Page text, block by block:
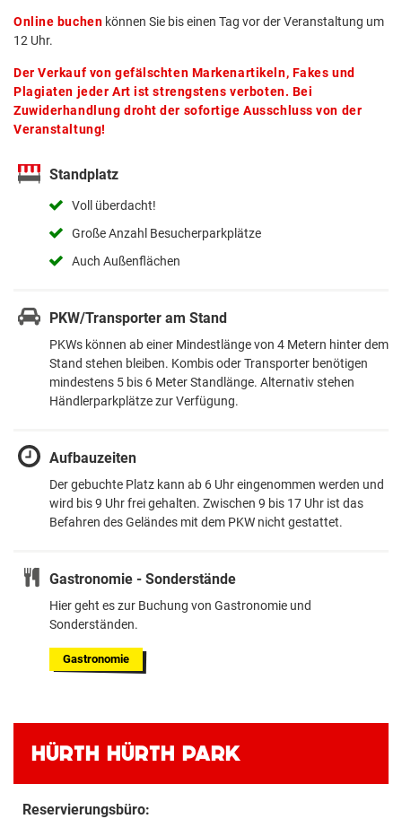
Online buchen können Sie bis einen Tag vor der Veranstaltung um
12 Uhr.
Der Verkauf von gefälschten Markenartikeln, Fakes und
Plagiaten jeder Art ist strengstens verboten. Bei
Zuwiderhandlung droht der sofortige Ausschluss von der
Veranstaltung!
Standplatz
Voll überdacht!
Große Anzahl Besucherparkplätze
Auch Außenflächen
PKW/Transporter am Stand
PKWs können ab einer Mindestlänge von 4 Metern hinter dem
Stand stehen bleiben. Kombis oder Transporter benötigen
mindestens 5 bis 6 Meter Standlänge. Alternativ stehen
Händlerparkplätze zur Verfügung.
Aufbauzeiten
Der gebuchte Platz kann ab 6 Uhr eingenommen werden und
wird bis 9 Uhr frei gehalten. Zwischen 9 bis 17 Uhr ist das
Befahren des Geländes mit dem PKW nicht gestattet.
Gastronomie - Sonderstände
Hier geht es zur Buchung von Gastronomie und
Sonderständen.
Gastronomie
HÜRTH HÜRTH PARK
Reservierungsbüro: